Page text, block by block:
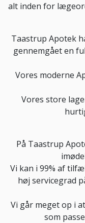
alt inden for
Taastrup Apotek
gennemgået en
Vores moderne
Vores store
På Taastrup
Vi kan i 99% af
høj servicegrad
Vi går meget op i
som